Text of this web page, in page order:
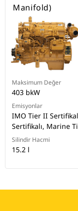
Manifold)
Maksimum Değer
403 bkW
Emisyonlar
IMO Tier II
Sertifikalı, Marine
Silindir Hacmi
15.2 l